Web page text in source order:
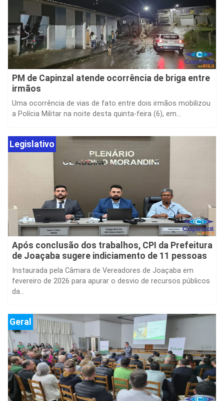
PM de Capinzal atende ocorrência de briga entre
irmãos
Uma ocorrência de vias de fato entre dois irmãos mobilizou
a Polícia Militar na noite desta quinta-feira (6), em...
Legislativo
Após conclusão dos trabalhos, CPI da Prefeitura
de Joaçaba sugere indiciamento de 11 pessoas
Instaurada pela Câmara de Vereadores de Joaçaba em
fevereiro de 2026 para apurar o desvio de recursos públicos
da...
Geral